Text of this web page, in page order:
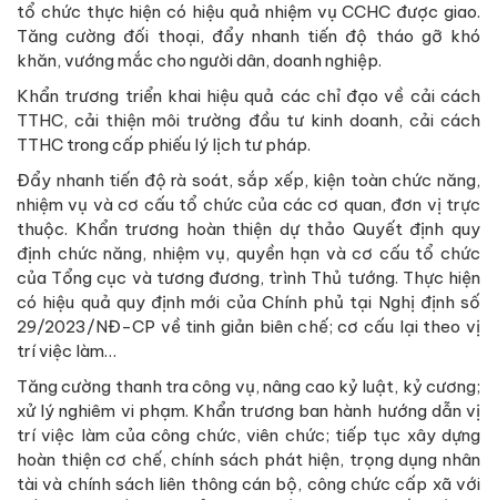
tổ chức thực hiện có hiệu quả nhiệm vụ CCHC được giao.
Tăng cường đối thoại, đẩy nhanh tiến độ tháo gỡ khó
khăn, vướng mắc cho người dân, doanh nghiệp.
Khẩn trương triển khai hiệu quả các chỉ đạo về cải cách
TTHC, cải thiện môi trường đầu tư kinh doanh, cải cách
TTHC trong cấp phiếu lý lịch tư pháp.
Đẩy nhanh tiến độ rà soát, sắp xếp, kiện toàn chức năng,
nhiệm vụ và cơ cấu tổ chức của các cơ quan, đơn vị trực
thuộc. Khẩn trương hoàn thiện dự thảo Quyết định quy
định chức năng, nhiệm vụ, quyền hạn và cơ cấu tổ chức
của Tổng cục và tương đương, trình Thủ tướng. Thực hiện
có hiệu quả quy định mới của Chính phủ tại Nghị định số
29/2023/NĐ-CP về tinh giản biên chế; cơ cấu lại theo vị
trí việc làm…
Tăng cường thanh tra công vụ, nâng cao kỷ luật, kỷ cương;
xử lý nghiêm vi phạm. Khẩn trương ban hành hướng dẫn vị
trí việc làm của công chức, viên chức; tiếp tục xây dựng
hoàn thiện cơ chế, chính sách phát hiện, trọng dụng nhân
tài và chính sách liên thông cán bộ, công chức cấp xã với